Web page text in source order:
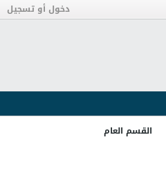
دخول أو تسجيل
القسم العام